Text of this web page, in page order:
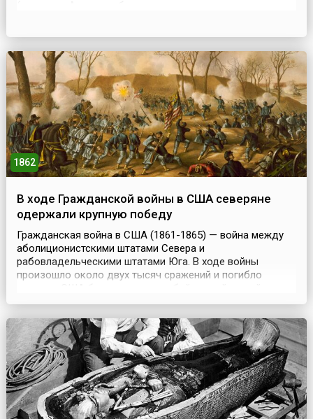
1862
В ходе Гражданской войны в США северяне
одержали крупную победу
Гражданская война в США (1861-1865) — война между
аболиционистскими штатами Севера и
рабовладельческими штатами Юга. В ходе войны
произошло около двух тысяч сражений и погибло
которых участвовала страна.Три дня боев в битве за
Кентукки увенчались успехом для бригады под
командованием генерал...